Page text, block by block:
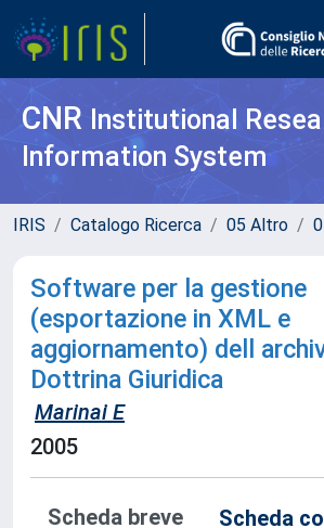
CNR Institutional
Information System
IRIS Catalogo Ricerca 05 Altro
Software per la gestione
(esportazione in XML e
aggiornamento) dell
Dottrina Giuridica
Marinai E
2005
Scheda breve
Scheda